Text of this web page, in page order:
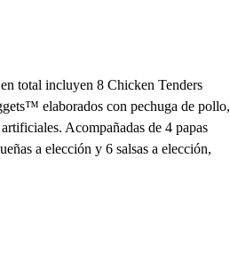
total incluyen 8 Chicken Tenders
elaborados con pechuga de pollo,
Acompañadas de 4 papas
a elección y 6 salsas a elección,